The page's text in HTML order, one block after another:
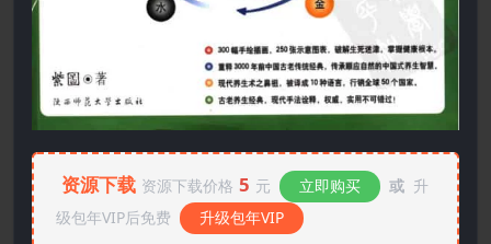
资源下载 资源下载价格 5 元 立即购买 或 升
级包年VIP后免费
升级包年VIP